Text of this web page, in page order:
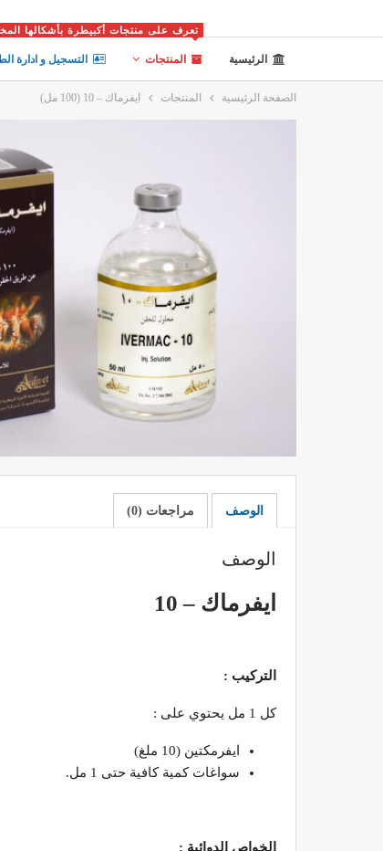
الرئيسية المنتجات
تعرف على منتجات أكبيطرة بأشكالها
التسجيل و ادارة
الصفحة الرئيسية المنتجات ايفرماك – 10 (100 مل)
الوصف مراجعات (0)
الوصف
ايفرماك – 10
التركيب :
كل 1 مل يحتوي على :
ايفرمكتين (10 ملغ)
سواغات كمية كافية حتى 1 مل.
الخواص الدوائية :